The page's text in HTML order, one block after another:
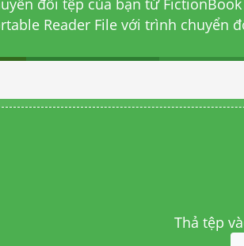
đổi tệp của bạn từ FictionBook
Reader File với trình chuyển
Thả tệp